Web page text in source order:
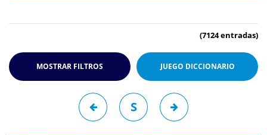
(7124 entradas)
MOSTRAR FILTROS JUEGO DICCIONARIO
S